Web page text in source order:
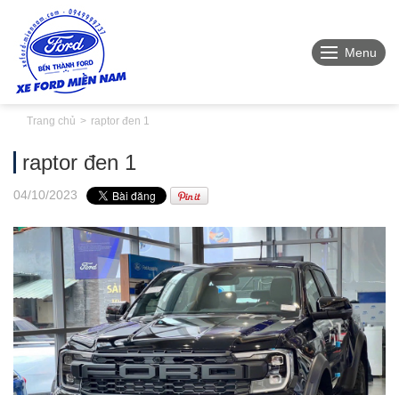
Menu
Trang chủ raptor đen 1
raptor đen 1
04/10/2023